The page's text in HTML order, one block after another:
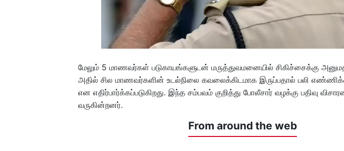
மேலும் 5 மாணவர்கள் படுகாயங்களுடன் மருத்துவமனையில் சிகிச்சைக்கு
அதில் சில மாணவர்களின் உடல்நிலை கவலைக்கிடமாக இருப்பதால் பலி
என எதிர்பார்க்கப்படுகிறது. இந்த சம்பவம் குறித்து போலீசார் வழக்கு பதிவு
வருகின்றனர்.
From around the web